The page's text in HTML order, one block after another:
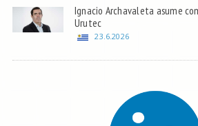
Ignacio Archavaleta asume
Urutec
23.6.2026